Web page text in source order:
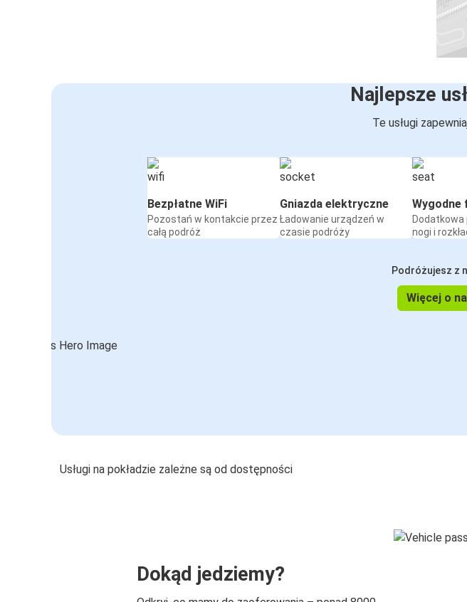
Najlepsze
Te usługi
Bezpłatne WiFi
Pozostań w kontakcie przez
całą podróż
Gniazda elektryczne
Ładowanie urządzeń w
czasie podróży
Wygodne
nogi i
Podróżujesz z
Więcej o
Usługi na pokładzie zależne są od dostępności
Dokąd jedziemy?